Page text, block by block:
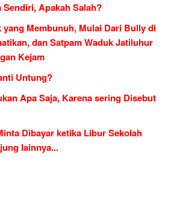
Sendiri, Apakah Salah?
Membunuh, Mulai Dari Bully di
dan Satpam Waduk Jatiluhur
Kejam
Untung?
Apa Saja, Karena sering Disebut
Dibayar ketika Libur Sekolah
lainnya...